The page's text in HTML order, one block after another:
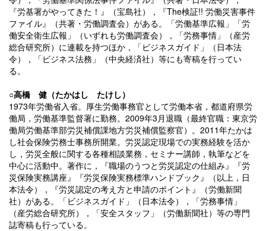
『労基署がやってきた！』（宝島社），『The検証!! 労働災害事件
ファイル』（共著・労働調査会）がある。「労働基準広報」「労
働安全衛生広報」（いずれも労働調査会），「労務事情」（産労
総合研究所）に連載を持つほか，「ビジネスガイド」（日本法
令），「ビジネス法務」（中央経済社）等にも寄稿を行ってい
る。
○高橋 健（たかはし たけし）
1973年労働省入省。厚生労働事務官として労働本省，都道府県労
働局，労働基準監督署に勤務。2009年3月退職（最終官職：東京労
働局労働基準部労災補償課地方労災補償監察官）。2011年たかは
し社会保険労務士事務所開業。労災認定現場での実務経験を活か
し，労災全般に関する各種相談業務，セミナー講師，執筆などを
中心に活動中。著作に，『職場のうつと労災認定の仕組み』『労
災保険実務講座』『労災保険実務標準ハンドブック』（以上，日
本法令），『労災認定の考え方と申請のポイント』（労働新聞
社）がある。「ビジネスガイド」（日本法令），「労務事情」
（産労総合研究所），「安全スタッフ」（労働新聞社）等の専門
誌寄稿も行っている。